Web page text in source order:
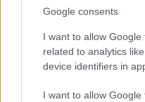
Google consents
I want to allow
related to analytics
device identifiers in
I want to allow